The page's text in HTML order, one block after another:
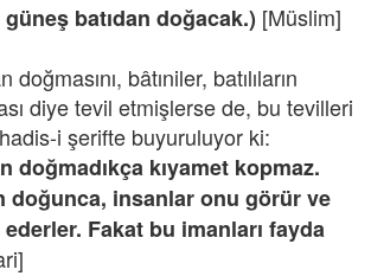
batıdan doğacak.) [Müslim]
bâtıniler, batılıların
diye tevil etmişlerse de, bu tevilleri
hadis-i şerifte buyuruluyor ki:
doğmadıkça kıyamet kopmaz.
doğunca, insanlar onu görür ve
Fakat bu imanları fayda